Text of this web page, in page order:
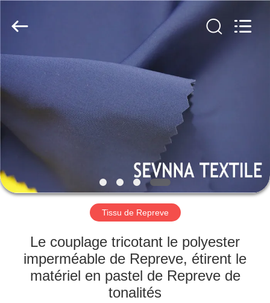
MAISON
PRODUITS
VR
SHOW
AU
NOUS
SEVNNA
TEXTILE.
Reserved.
Tissu de Repreve
Le couplage tricotant le polyester
imperméable de Repreve, étirent le
matériel en pastel de Repreve de
tonalités